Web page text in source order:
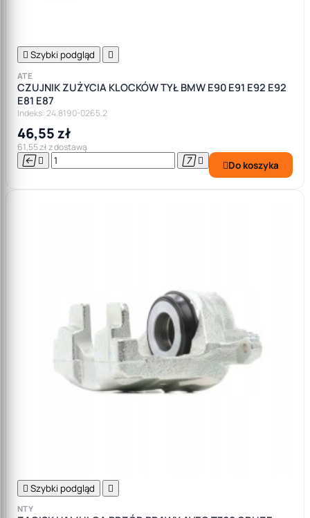
 Szybki podgląd 
ATE
CZUJNIK ZUŻYCIA KLOCKÓW TYŁ BMW E90 E91 E92 E92
E81 E87
Indeks: 24.8190-0265.2
46,55 zł
61,55 zł z dostawą
    Do koszyka
 Szybki podgląd 
NTY